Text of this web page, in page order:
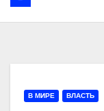
В МИРЕ ВЛАСТЬ